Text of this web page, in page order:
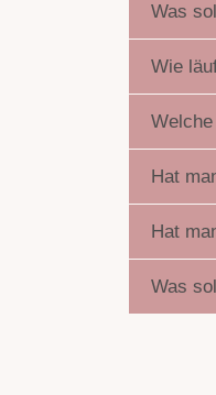
Was
Wie
Hat
Hat
Was